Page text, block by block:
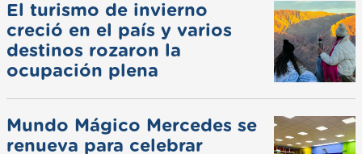
El turismo de invierno
creció en el país y varios
destinos rozaron la
ocupación plena
Mundo Mágico Mercedes se
renueva para celebrar